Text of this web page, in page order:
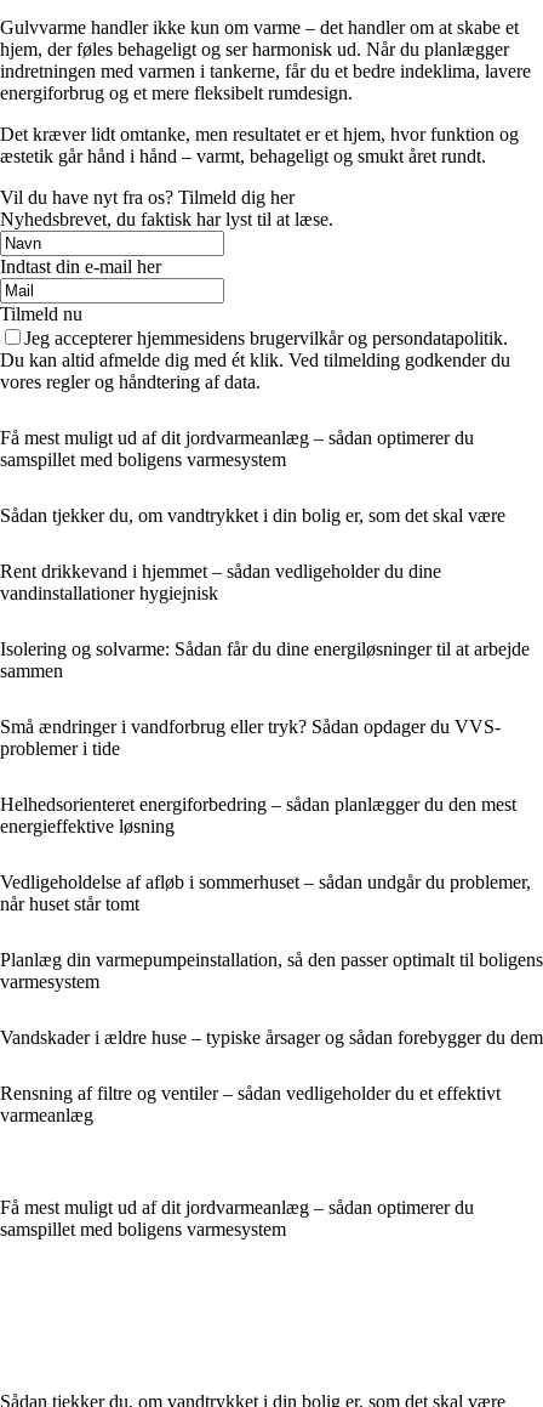
Gulvvarme handler ikke kun om varme – det handler om at skabe et
hjem, der føles behageligt og ser harmonisk ud. Når du planlægger
indretningen med varmen i tankerne, får du et bedre indeklima, lavere
energiforbrug og et mere fleksibelt rumdesign.
Det kræver lidt omtanke, men resultatet er et hjem, hvor funktion og
æstetik går hånd i hånd – varmt, behageligt og smukt året rundt.
Vil du have nyt fra os? Tilmeld dig her
Nyhedsbrevet, du faktisk har lyst til at læse.
Indtast din e-mail her
Tilmeld nu
Jeg accepterer hjemmesidens brugervilkår og persondatapolitik.
Du kan altid afmelde dig med ét klik. Ved tilmelding godkender du
vores regler og håndtering af data.
Få mest muligt ud af dit jordvarmeanlæg – sådan optimerer du
samspillet med boligens varmesystem
Sådan tjekker du, om vandtrykket i din bolig er, som det skal være
Rent drikkevand i hjemmet – sådan vedligeholder du dine
vandinstallationer hygiejnisk
Isolering og solvarme: Sådan får du dine energiløsninger til at arbejde
sammen
Små ændringer i vandforbrug eller tryk? Sådan opdager du VVS-
problemer i tide
Helhedsorienteret energiforbedring – sådan planlægger du den mest
energieffektive løsning
Vedligeholdelse af afløb i sommerhuset – sådan undgår du problemer,
når huset står tomt
Planlæg din varmepumpeinstallation, så den passer optimalt til boligens
varmesystem
Vandskader i ældre huse – typiske årsager og sådan forebygger du dem
Rensning af filtre og ventiler – sådan vedligeholder du et effektivt
varmeanlæg
Få mest muligt ud af dit jordvarmeanlæg – sådan optimerer du
samspillet med boligens varmesystem
Sådan tjekker du, om vandtrykket i din bolig er, som det skal være